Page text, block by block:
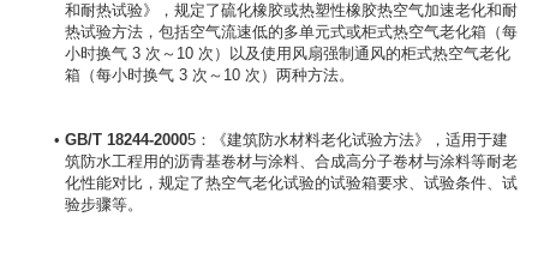
和耐热试验》，规定了硫化橡胶或热塑性橡胶热空气加速老化和耐
热试验方法，包括空气流速低的多单元式或柜式热空气老化箱（每
小时换气 3 次～10 次）以及使用风扇强制通风的柜式热空气老化
箱（每小时换气 3 次～10 次）两种方法。
GB/T 18244-20005：《建筑防水材料老化试验方法》，适用于建
筑防水工程用的沥青基卷材与涂料、合成高分子卷材与涂料等耐老
化性能对比，规定了热空气老化试验的试验箱要求、试验条件、试
验步骤等。